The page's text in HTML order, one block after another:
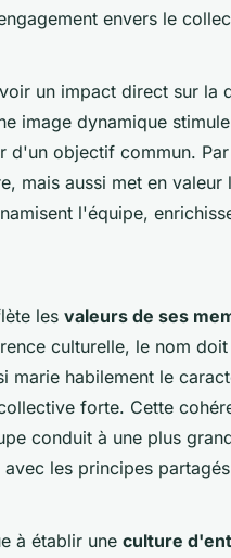
envers le
un impact direct sur la
image dynamique
d'un objectif commun.
mais aussi met en valeur
l'équipe,
les valeurs de ses
culturelle, le nom
habilement le
forte. Cette
conduit à une plus
les principes
à établir une culture